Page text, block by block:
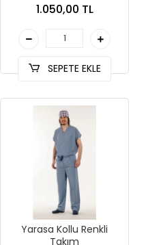
1.050,00 TL
SEPETE EKLE
Yarasa Kollu Renkli
Takım